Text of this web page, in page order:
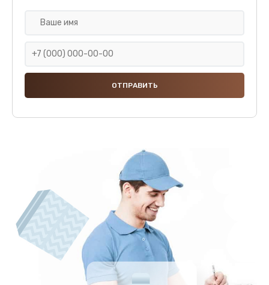
Замена микровыключателя
Замена прокладок
800 руб.
Заказать
Замена жерновов
1000 руб.
Заказать